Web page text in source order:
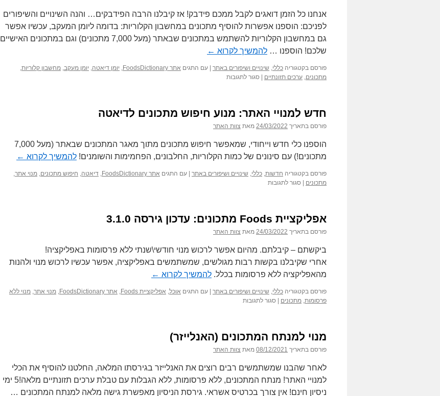
מתוך
התפריט
שלכם
אנחנו כל הזמן דואגים לקבל ממכם פידבק! אז קיבלנו הרבה הפידבקים… והנה השינויים והשיפורים
לפניכם: הוספנו אפשרות להוסיף מתכונים במחשבון הקלוריות: בדומה ליומן המעקב, עכשיו אפשר
גם במחשבון הקלוריות להשתמש במתכונים שבאתר (מעל 7,000 מתכונים) וגם במתכונים האישיים
שלכם! הוספנו … להמשיך לקרוא ←
פורסם בקטגוריה כללי, שינויים ושיפורים באתר עם התגים אתר FoodsDictionary , יומן דיאטה, יומן מעקב, מחשבון קלוריות,
מתכונים, ערכים תזונתיים סגור לתגובותעל
שלנו
חדש למנויי האתר: מנוע חיפוש מתכונים לדיאטה
פורסם בתאריך 24/03/2022 מאת צוות האתר
הוספנו כלי חדש וייחודי, שמאפשר חיפוש מתכונים מתוך מאגר המתכונים שבאתר (מעל 7,000
מתכונים!) עם סינונים של כמות הקלוריות, החלבונים, הפחמימות והשומנים! להמשיך לקרוא ←
פורסם בקטגוריה חדשות, כללי, שינויים ושיפורים באתר עם התגים אתר FoodsDictionary , דיאטה, חיפוש מתכונים, מנוי אתר,
מתכונים
סגור לתגובותעל
מנוע
חיפוש
לדיאטה
אפליקציית Foods מתכונים: עדכון גירסה 3.1.0
פורסם בתאריך 24/03/2022 מאת צוות האתר
ביקשתם – קיבלתם. מהיום אפשר לרכוש מנוי חודשי\שנתי ללא פרסומות באפליקציה!
אחרי שקיבלנו בקשות רבות מגולשים, שמשתמשים באפליקציה, אפשר עכשיו לרכוש מנוי ולהנות
מהאפליקציה ללא פרסומות בכלל. להמשיך לקרוא ←
פורסם בקטגוריה כללי, שינויים ושיפורים באתר עם התגים אוכל, אפליקציית Foods , אתר FoodsDictionary , מנוי אתר, מנוי ללא
פרסומות, מתכונים סגור לתגובותעל
עדכון
מנוי למנתח המתכונים (האנלייזר)
פורסם בתאריך 08/12/2021 מאת צוות האתר
לאחר שהבנו שמשתמשים רבים רוצים את האנלייזר בגירסתו המלאה, החלטנו להוסיף את הכלי
למנויי האתר! מנתח המתכונים, ללא פרסומות, ללא הגבלות עם טבלת ערכים תזונתיים מלאה!5 ימי
ניסיון חינם! אין צורך בכרטיס אשראי. גירסת הניסיון מאפשרת גישה מלאה למנתח המתכונים …